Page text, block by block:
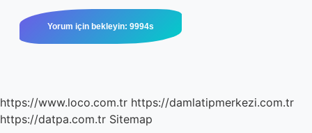
https://www.loco.com.tr https://damlatipmerkezi.com.tr
https://datpa.com.tr Sitemap